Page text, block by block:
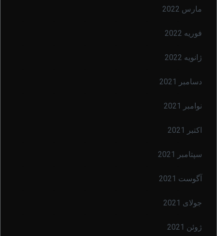
مارس 2022
فوریه 2022
ژانویه 2022
دسامبر 2021
نوامبر 2021
اکتبر 2021
سپتامبر 2021
آگوست 2021
جولای 2021
ژوئن 2021